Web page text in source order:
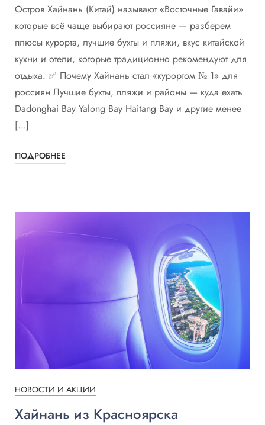
Остров Хайнань (Китай) называют «Восточные Гавайи»
которые всё чаще выбирают россияне — разберем
плюсы курорта, лучшие бухты и пляжи, вкус китайской
кухни и отели, которые традиционно рекомендуют для
отдыха. ✅ Почему Хайнань стал «курортом № 1» для
россиян Лучшие бухты, пляжи и районы — куда ехать
Dadonghai Bay Yalong Bay Haitang Bay и другие менее
[…]
ПОДРОБНЕЕ
НОВОСТИ И АКЦИИ
Хайнань из Красноярска